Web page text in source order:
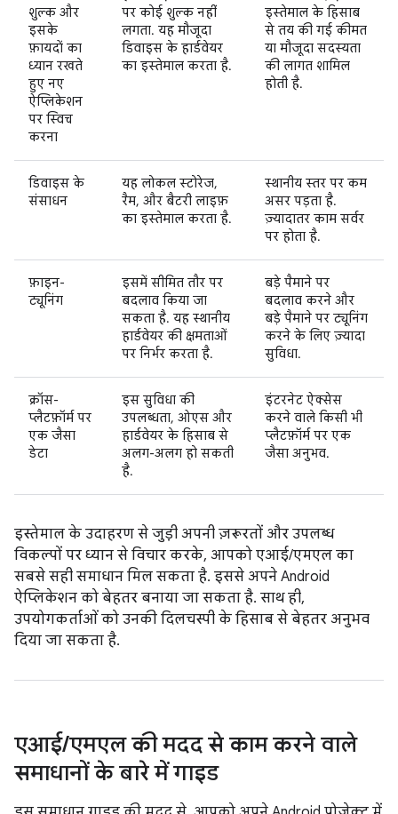
शुल्क और
इसके
फ़ायदों का
ध्यान रखते
हुए नए
ऐप्लिकेशन
पर स्विच
करना
पर कोई शुल्क नहीं
लगता. यह मौजूदा
डिवाइस के हार्डवेयर
का इस्तेमाल करता है.
इस्तेमाल के हिसाब
से तय की गई कीमत
या मौजूदा सदस्यता
की लागत शामिल
होती है.
डिवाइस के
संसाधन
यह लोकल स्टोरेज,
रैम, और बैटरी लाइफ़
का इस्तेमाल करता है.
स्थानीय स्तर पर कम
असर पड़ता है.
ज़्यादातर काम सर्वर
पर होता है.
फ़ाइन-
ट्यूनिंग
इसमें सीमित तौर पर
बदलाव किया जा
सकता है. यह स्थानीय
हार्डवेयर की क्षमताओं
पर निर्भर करता है.
बड़े पैमाने पर
बदलाव करने और
बड़े पैमाने पर ट्यूनिंग
करने के लिए ज़्यादा
सुविधा.
क्रॉस-
प्लैटफ़ॉर्म पर
एक जैसा
डेटा
इस सुविधा की
उपलब्धता, ओएस और
हार्डवेयर के हिसाब से
अलग-अलग हो सकती
है.
इंटरनेट ऐक्सेस
करने वाले किसी भी
प्लैटफ़ॉर्म पर एक
जैसा अनुभव.
इस्तेमाल के उदाहरण से जुड़ी अपनी ज़रूरतों और उपलब्ध
विकल्पों पर ध्यान से विचार करके, आपको एआई/एमएल का
सबसे सही समाधान मिल सकता है. इससे अपने Android
ऐप्लिकेशन को बेहतर बनाया जा सकता है. साथ ही,
उपयोगकर्ताओं को उनकी दिलचस्पी के हिसाब से बेहतर अनुभव
दिया जा सकता है.
एआई/एमएल की मदद से काम करने वाले
समाधानों के बारे में गाइड